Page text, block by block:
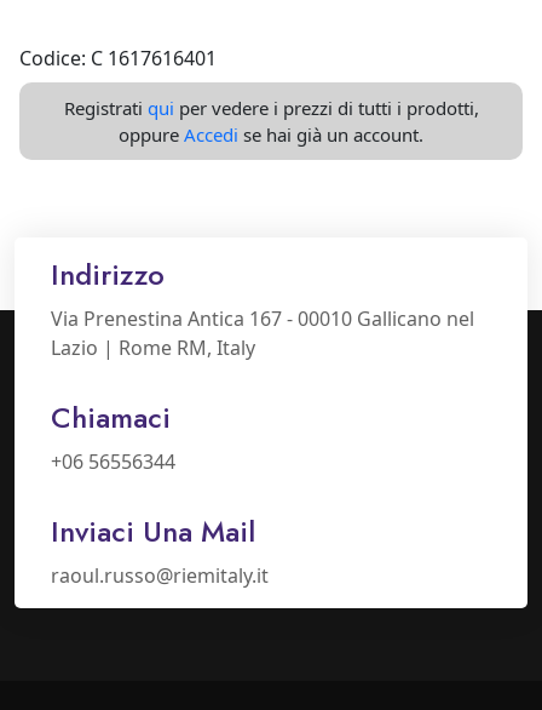
Codice: C 1617616401
Registrati qui per vedere i prezzi di tutti i prodotti,
oppure Accedi se hai già un account.
Indirizzo
Via Prenestina Antica 167 - 00010 Gallicano nel
Lazio | Rome RM, Italy
Chiamaci
+06 56556344
Inviaci Una Mail
raoul.russo@riemitaly.it